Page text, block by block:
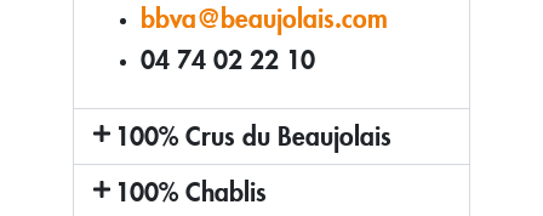
bbva@beaujolais.com
04 74 02 22 10
100% Crus du Beaujolais
100% Chablis